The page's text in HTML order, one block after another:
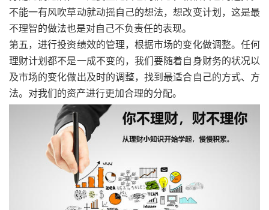
不能一有风吹草动就动摇自己的想法，想改变计划，这是最
不理智的做法也是对自己不负责任的表现。
第五，进行投资绩效的管理，根据市场的变化做调整。任何
理财计划都不是一成不变的，我们要随着自身财务的状况以
及市场的变化做出及时的调整，找到最适合自己的方式、方
法。对我们的资产进行更加合理的分配。